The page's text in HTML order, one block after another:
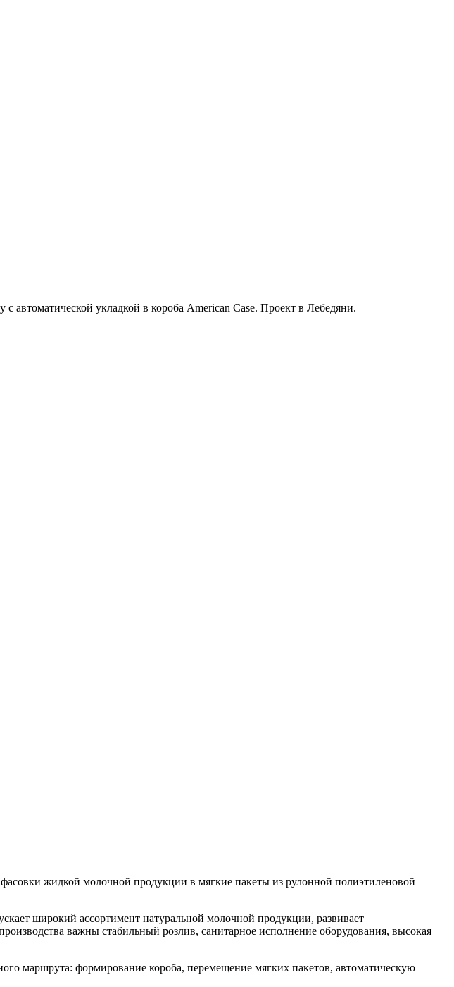
укладкой в короба American Case. Проект в Лебедяни.
фасовки жидкой молочной продукции в мягкие пакеты из рулонной полиэтиленовой
широкий ассортимент натуральной молочной продукции, развивает
важны стабильный розлив, санитарное исполнение оборудования, высокая
маршрута: формирование короба, перемещение мягких пакетов, автоматическую